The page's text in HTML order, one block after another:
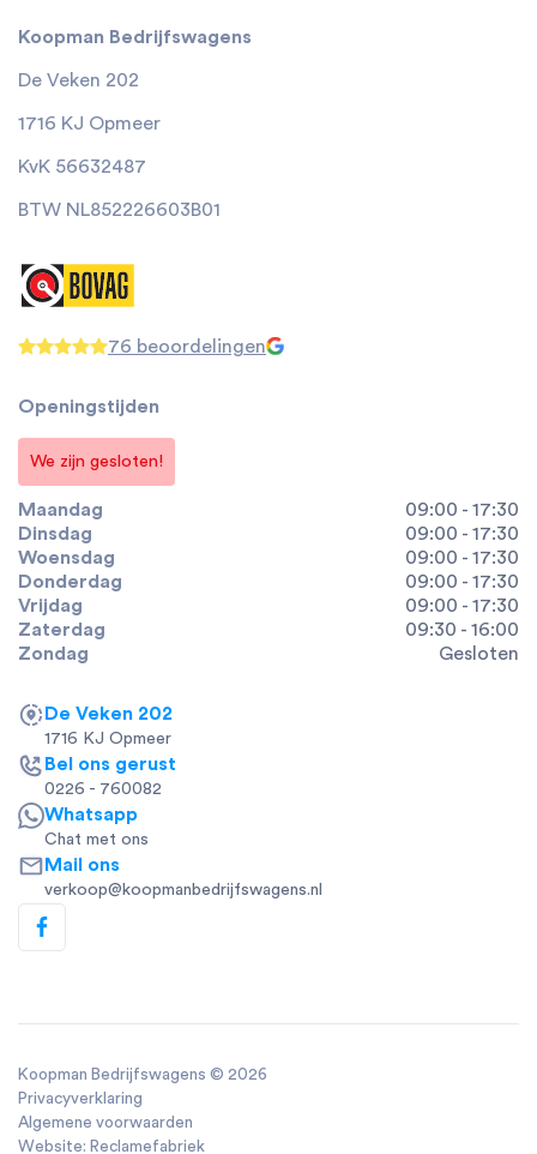
Koopman Bedrijfswagens
De Veken 202
1716 KJ Opmeer
KvK 56632487
BTW NL852226603B01
76 beoordelingen
Openingstijden
We zijn gesloten!
Maandag
09:00 - 17:30
Dinsdag
09:00 - 17:30
Woensdag
09:00 - 17:30
Donderdag
09:00 - 17:30
Vrijdag
09:00 - 17:30
Zaterdag
09:30 - 16:00
Zondag
Gesloten
De Veken 202
1716 KJ Opmeer
Bel ons gerust
0226 - 760082
Whatsapp
Chat met ons
Mail ons
verkoop@koopmanbedrijfswagens.nl
Koopman Bedrijfswagens © 2026
Privacyverklaring
Algemene voorwaarden
Website: Reclamefabriek